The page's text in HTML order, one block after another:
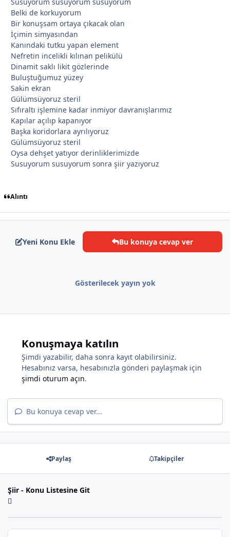
Belki de korkuyorum
Bir konuşsam ortaya çıkacak olan
İçimin simyasından
Kanındaki tutku yapan element
Nefretin incelikli kılınan pelikülü
Dinamit saklı likit gözlerinde
Buluştuğumuz yüzey
Sakin ekran
Gülümsüyoruz steril
Sıfıraltı işlemine kadar inmiyor davranışlarımız
Kapılar açılıp kapanıyor
Başka koridorlara ayrılıyoruz
Gülümsüyoruz steril
Oysa dehşet yatıyor derinliklerimizde
Susuyorum susuyorum sonra şiir yazıyoruz
Alıntı
Yeni Konu Ekle Bu konuya cevap ver
Gösterilecek yayın yok
Konuşmaya katılın
Şimdi yazabilir, daha sonra kayıt olabilirsiniz.
Hesabınız varsa, hesabınızla gönderi paylaşmak için
şimdi oturum açın.
Bu konuya cevap ver...
Paylaş Takipçiler
Şiir - Konu Listesine Git
*
*